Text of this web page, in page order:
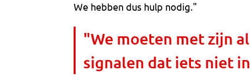
We hebben dus hulp nodig."
"We moeten met zijn
signalen dat iets niet